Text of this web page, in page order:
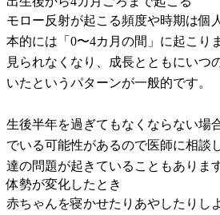
モロー反射が起こる頻度や時期は個
本的には「0〜4カ月の間」に起こり
見られなくなり、成長とともにいつ
いたというパターンが一般的です。
生後半年を過ぎてもなくならない場
でいる可能性があるので医師に相談
達の問題が起きていることもあります
体勢が変化したとき
赤ちゃんを寝かせたりあやしたりし